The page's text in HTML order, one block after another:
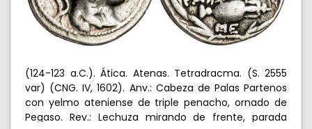
(124-123 a.C.). Ática. Atenas. Tetradracma. (S. 2555
var) (CNG. IV, 1602). Anv.: Cabeza de Palas Partenos
con yelmo ateniense de triple penacho, ornado de
Pegaso. Rev.: Lechuza mirando de frente, parada